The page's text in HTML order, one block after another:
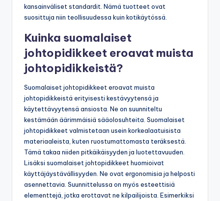
kansainväliset standardit. Nämä tuotteet ovat
suosittuja niin teollisuudessa kuin kotikäytössä.
Kuinka suomalaiset
johtopidikkeet eroavat muista
johtopidikkeistä?
Suomalaiset johtopidikkeet eroavat muista
johtopidikkeistä erityisesti kestävyytensä ja
käytettävyytensä ansiosta. Ne on suunniteltu
kestämään äärimmäisiä sääolosuhteita. Suomalaiset
johtopidikkeet valmistetaan usein korkealaatuisista
materiaaleista, kuten ruostumattomasta teräksestä.
Tämä takaa niiden pitkäikäisyyden ja luotettavuuden.
Lisäksi suomalaiset johtopidikkeet huomioivat
käyttäjäystävällisyyden. Ne ovat ergonomisia ja helposti
asennettavia. Suunnittelussa on myös esteettisiä
elementtejä, jotka erottavat ne kilpailijoista. Esimerkiksi